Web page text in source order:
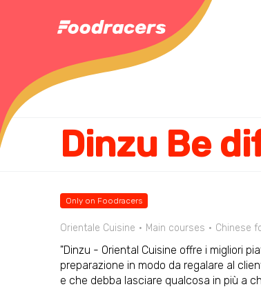
Dinzu Be
Only on Foodracers
Orientale Cuisine Main courses Chinese
"Dinzu - Oriental Cuisine offre i migliori
preparazione in modo da regalare al
e che debba lasciare qualcosa in più a